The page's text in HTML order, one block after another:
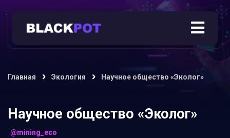
Главная Экология Научное общество «Эколог»
Научное общество «Эколог»
@mining_eco